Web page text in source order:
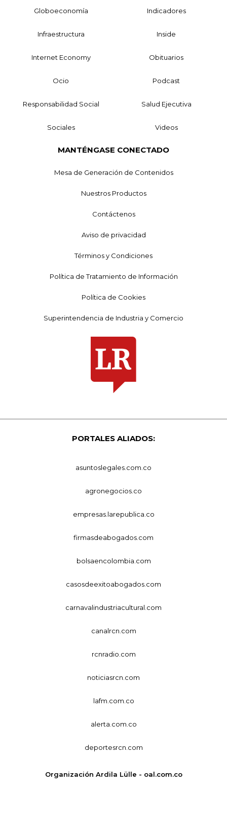
Globoeconomía Indicadores
Infraestructura Inside
Internet Economy Obituarios
Ocio Podcast
Responsabilidad Social Salud Ejecutiva
Sociales Videos
MANTÉNGASE CONECTADO
Mesa de Generación de Contenidos
Nuestros Productos
Contáctenos
Aviso de privacidad
Términos y Condiciones
Política de Tratamiento de Información
Política de Cookies
Superintendencia de Industria y Comercio
PORTALES ALIADOS:
asuntoslegales.com.co
agronegocios.co
empresas.larepublica.co
firmasdeabogados.com
bolsaencolombia.com
casosdeexitoabogados.com
carnavalindustriacultural.com
canalrcn.com
rcnradio.com
noticiasrcn.com
lafm.com.co
alerta.com.co
deportesrcn.com
Organización Ardila Lülle - oal.com.co